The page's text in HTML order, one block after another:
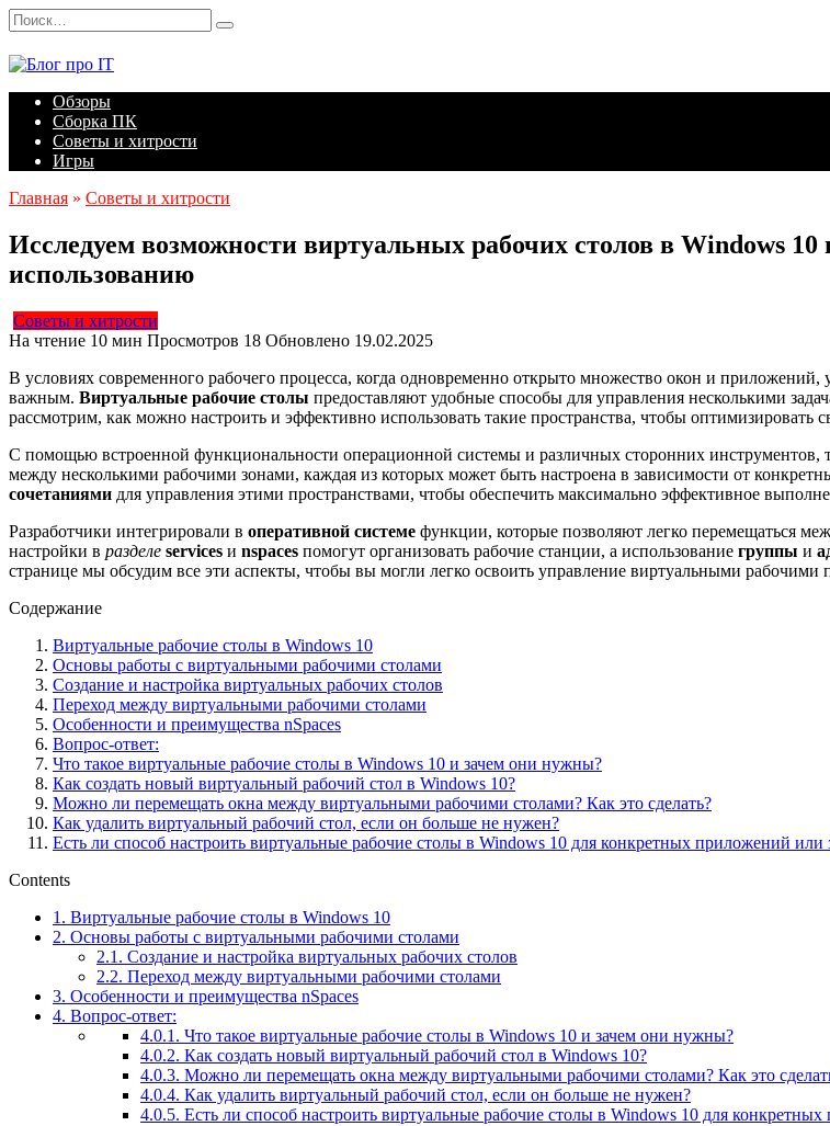
Перейти
к
содержанию
Search
for:
Обзоры
Сборка ПК
Советы и хитрости
Игры
Главная » Советы и хитрости
Исследуем возможности виртуальных рабочих столов в Windows
использованию
Советы и хитрости
На чтение 10 мин Просмотров 18 Обновлено 19.02.2025
В условиях современного рабочего процесса, когда одновременно открыто множество окон и приложений,
важным. Виртуальные рабочие столы предоставляют удобные способы для управления несколькими
рассмотрим, как можно настроить и эффективно использовать такие пространства, чтобы оптимизировать
С помощью встроенной функциональности операционной системы и различных сторонних инструментов,
между несколькими рабочими зонами, каждая из которых может быть настроена в зависимости от
сочетаниями для управления этими пространствами, чтобы обеспечить максимально эффективное
Разработчики интегрировали в оперативной системе функции, которые позволяют легко перемещаться
настройки в разделе services и nspaces помогут организовать рабочие станции, а использование группы и
странице мы обсудим все эти аспекты, чтобы вы могли легко освоить управление виртуальными рабочими
Содержание
Виртуальные рабочие столы в Windows 10
Основы работы с виртуальными рабочими столами
Создание и настройка виртуальных рабочих столов
Переход между виртуальными рабочими столами
Особенности и преимущества nSpaces
Вопрос-ответ:
Что такое виртуальные рабочие столы в Windows 10 и зачем они нужны?
Как создать новый виртуальный рабочий стол в Windows 10?
Можно ли перемещать окна между виртуальными рабочими столами? Как это сделать?
Как удалить виртуальный рабочий стол, если он больше не нужен?
Есть ли способ настроить виртуальные рабочие столы в Windows 10 для конкретных приложений или
Contents
1. Виртуальные рабочие столы в Windows 10
2. Основы работы с виртуальными рабочими столами
2.1. Создание и настройка виртуальных рабочих столов
2.2. Переход между виртуальными рабочими столами
3. Особенности и преимущества nSpaces
4. Вопрос-ответ:
4.0.1. Что такое виртуальные рабочие столы в Windows 10 и зачем они нужны?
4.0.2. Как создать новый виртуальный рабочий стол в Windows 10?
4.0.3. Можно ли перемещать окна между виртуальными рабочими столами? Как это
4.0.4. Как удалить виртуальный рабочий стол, если он больше не нужен?
4.0.5. Есть ли способ настроить виртуальные рабочие столы в Windows 10 для